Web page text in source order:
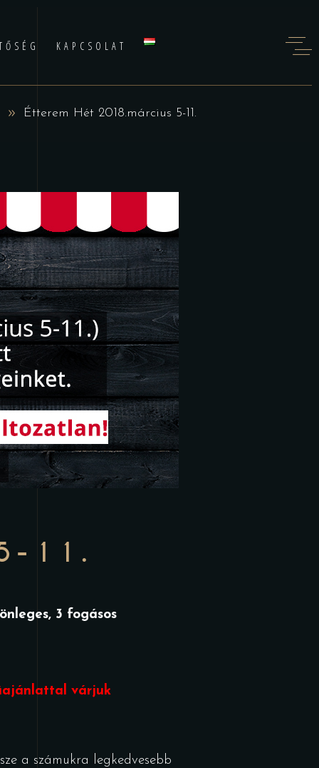
KAPCSOLAT
Étterem Hét 2018.március 5-11.
11.
3 fogásos
várjuk
a számukra legkedvesebb